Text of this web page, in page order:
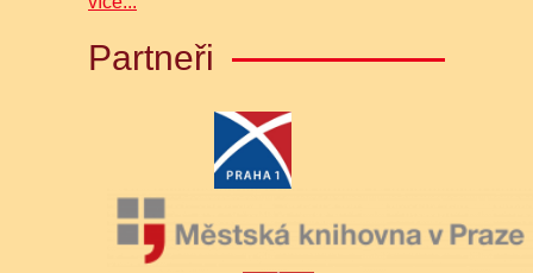
Partneři